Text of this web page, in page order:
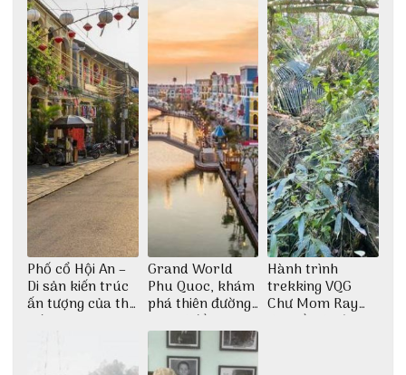
Phố cổ Hội An –
Di sản kiến trúc
ấn tượng của thế
giới
Grand World
Phu Quoc, khám
phá thiên đường
giải trí đầy sôi
động
Hành trình
trekking VQG
Chư Mom Ray
tìm về núi rừng